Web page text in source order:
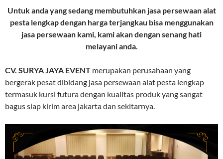
Untuk anda yang sedang membutuhkan jasa persewaan alat
pesta lengkap dengan harga terjangkau bisa menggunakan
jasa persewaan kami, kami akan dengan senang hati
melayani anda.
CV. SURYA JAYA EVENT merupakan perusahaan yang
bergerak pesat dibidang jasa persewaan alat pesta lengkap
termasuk kursi futura dengan kualitas produk yang sangat
bagus siap kirim area jakarta dan sekitarnya.